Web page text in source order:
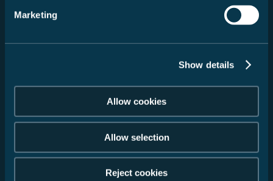
Marketing
Show details
Allow cookies
Allow selection
Reject cookies